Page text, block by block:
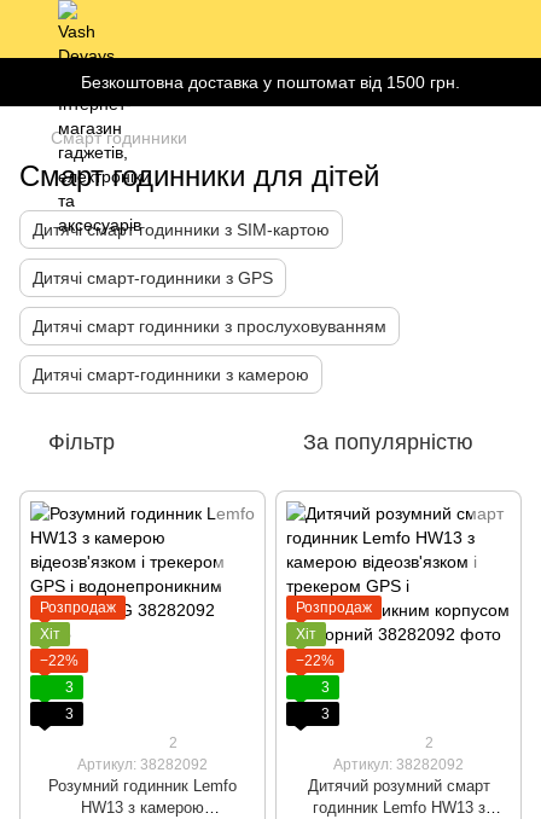
Безкоштовна доставка у поштомат від 1500 грн.
Смарт годинники
Смарт годинники для дітей
Дитячі смарт годинники з SIM-картою
Дитячі смарт-годинники з GPS
Дитячі смарт годинники з прослуховуванням
Дитячі смарт-годинники з камерою
Фільтр За популярністю
Розпродаж
Хіт
−22%
3
3
2
Артикул: 38282092
Розумний годинник Lemfo
HW13 з камерою
Розпродаж
Хіт
−22%
3
3
2
Артикул: 38282092
Дитячий розумний смарт
годинник Lemfo HW13 з